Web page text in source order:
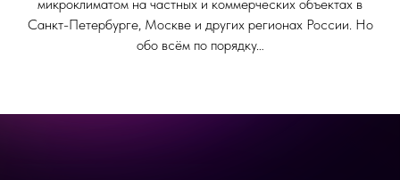
микроклиматом на частных и коммерческих объектах в
Санкт-Петербурге, Москве и других регионах России. Но
обо всём по порядку…